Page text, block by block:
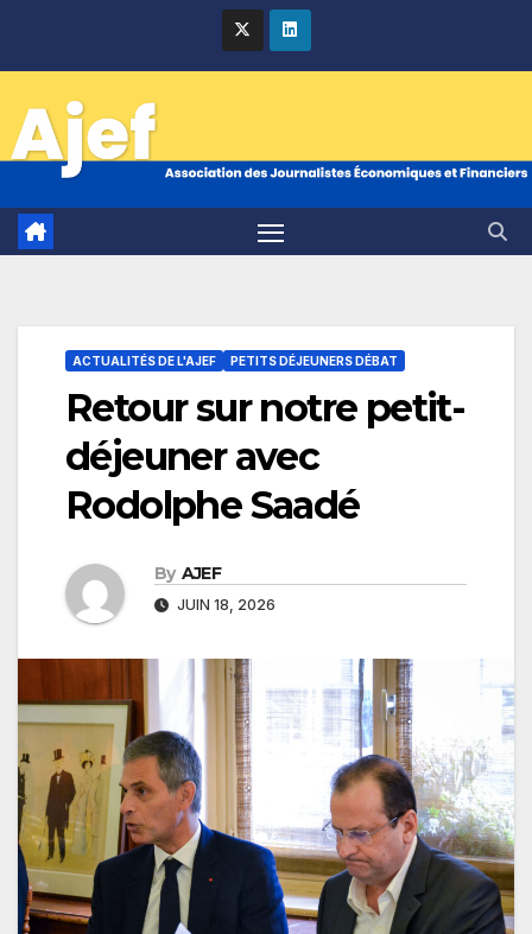
ACTUALITÉS DE L'AJEF PETITS DÉJEUNERS DÉBAT
Retour sur notre petit-
déjeuner avec
Rodolphe Saadé
By AJEF
JUIN 18, 2026